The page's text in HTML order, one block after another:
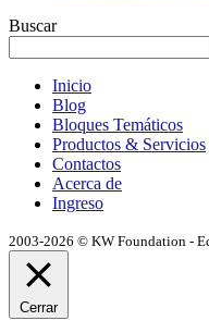
Buscar
Inicio
Blog
Bloques Temáticos
Productos & Servicios
Contactos
Acerca de
Ingreso
2003-2026 © KW Foundation -
Cerrar